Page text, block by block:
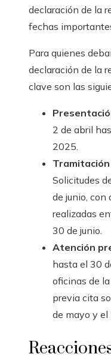
declaración de la
fechas
Para quienes
declaración de la
clave son las
2 de abril
2025.
Solicitudes
de junio, con
realizadas
30 de junio.
Atención
hasta el 30
oficinas de
previa cita
de mayo y el